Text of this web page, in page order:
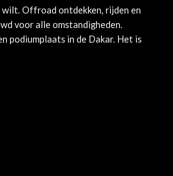
wilt. Offroad ontdekken, rijden en
voor alle omstandigheden.
podiumplaats in de Dakar. Het is